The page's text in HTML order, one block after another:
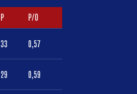
P P/O
33 0,57
29 0,59